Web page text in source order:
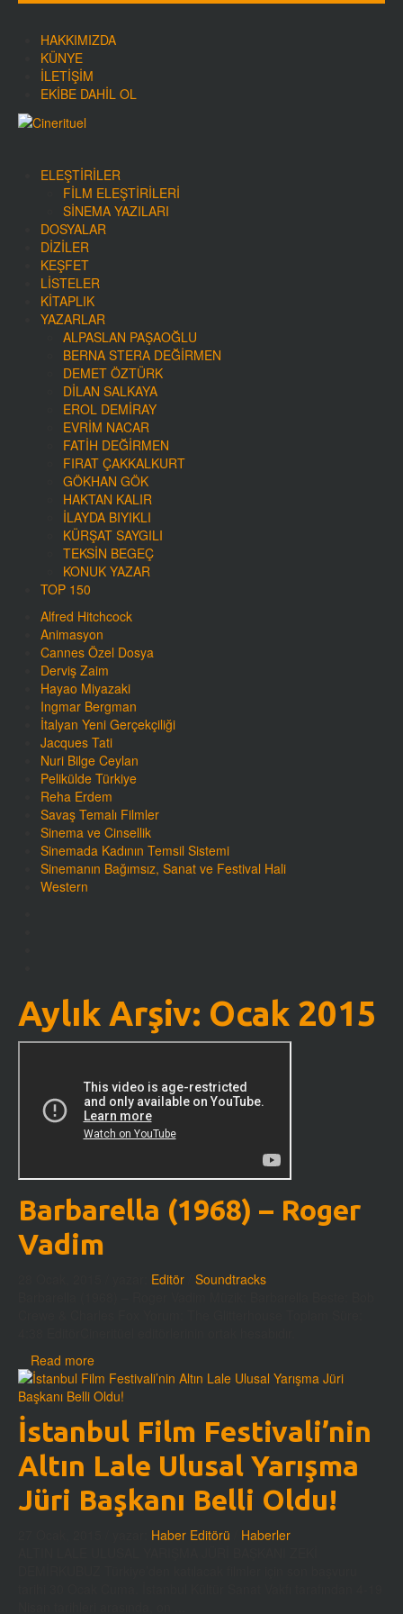
HAKKIMIZDA
KÜNYE
İLETIŞIM
EKIBE DAHIL OL
ELEŞTIRILER
FILM ELEŞTIRILERI
SINEMA YAZILARI
DOSYALAR
DIZILER
KEŞFET
LISTELER
KITAPLIK
YAZARLAR
ALPASLAN PAŞAOĞLU
BERNA STERA DEĞIRMEN
DEMET ÖZTÜRK
DILAN SALKAYA
EROL DEMIRAY
EVRIM NACAR
FATIH DEĞIRMEN
FIRAT ÇAKKALKURT
GÖKHAN GÖK
HAKTAN KALIR
İLAYDA BIYIKLI
KÜRŞAT SAYGILI
TEKSIN BEGEÇ
KONUK YAZAR
TOP 150
Alfred Hitchcock
Animasyon
Cannes Özel Dosya
Derviş Zaim
Hayao Miyazaki
Ingmar Bergman
İtalyan Yeni Gerçekçiliği
Jacques Tati
Nuri Bilge Ceylan
Pelikülde Türkiye
Reha Erdem
Savaş Temalı Filmler
Sinema ve Cinsellik
Sinemada Kadının Temsil Sistemi
Sinemanın Bağımsız, Sanat ve Festival Hali
Western
Aylık Arşiv: Ocak 2015
Barbarella (1968) – Roger
Vadim
Editör Soundtracks
Read more
İstanbul Film Festivali’nin
Altın Lale Ulusal Yarışma
Jüri Başkanı Belli Oldu!
Haber Editörü
Haberler